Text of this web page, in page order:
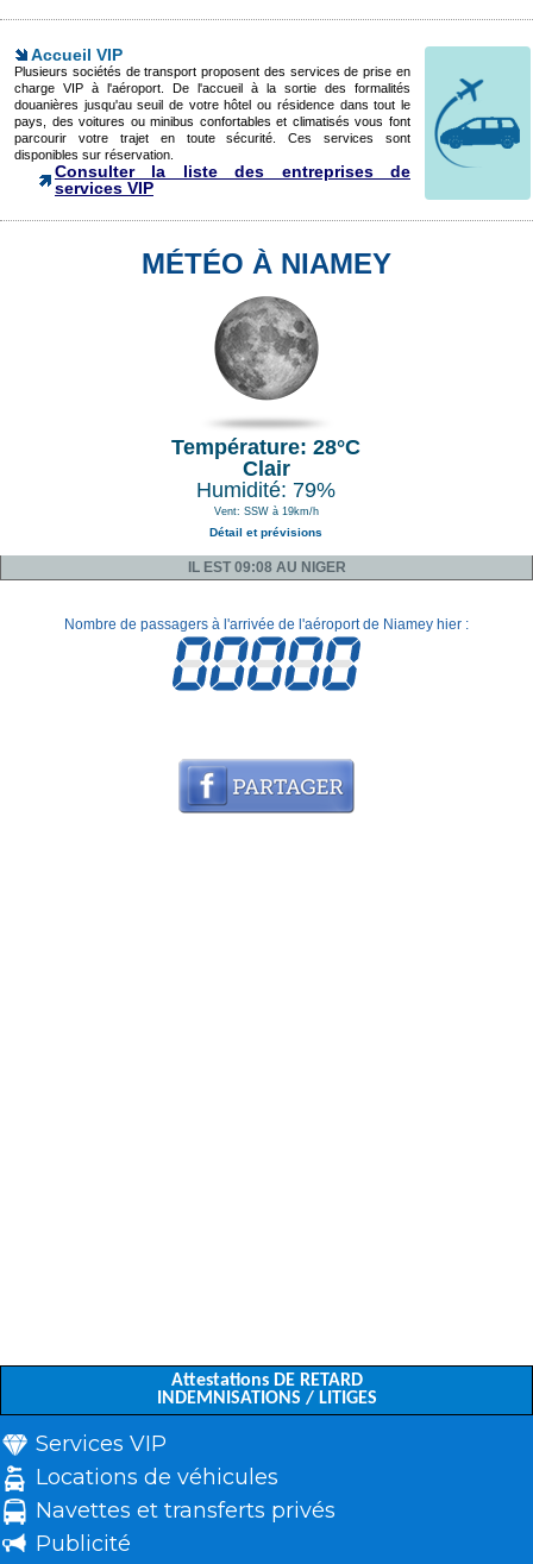
Accueil VIP
Plusieurs sociétés de transport proposent des services de prise en
charge VIP à l'aéroport. De l'accueil à la sortie des formalités
douanières jusqu'au seuil de votre hôtel ou résidence dans tout le
pays, des voitures ou minibus confortables et climatisés vous font
parcourir votre trajet en toute sécurité. Ces services sont
disponibles sur réservation.
Consulter la liste des entreprises de
services VIP
MÉTÉO À NIAMEY
Température: 28°C
Clair
Humidité: 79%
Vent: SSW à 19km/h
Détail et prévisions
IL EST 09:08 AU NIGER
Nombre de passagers à l'arrivée de l'aéroport de Niamey hier :
Attestations DE RETARD
INDEMNISATIONS / LITIGES
Services VIP
Locations de véhicules
Navettes et transferts privés
Publicité